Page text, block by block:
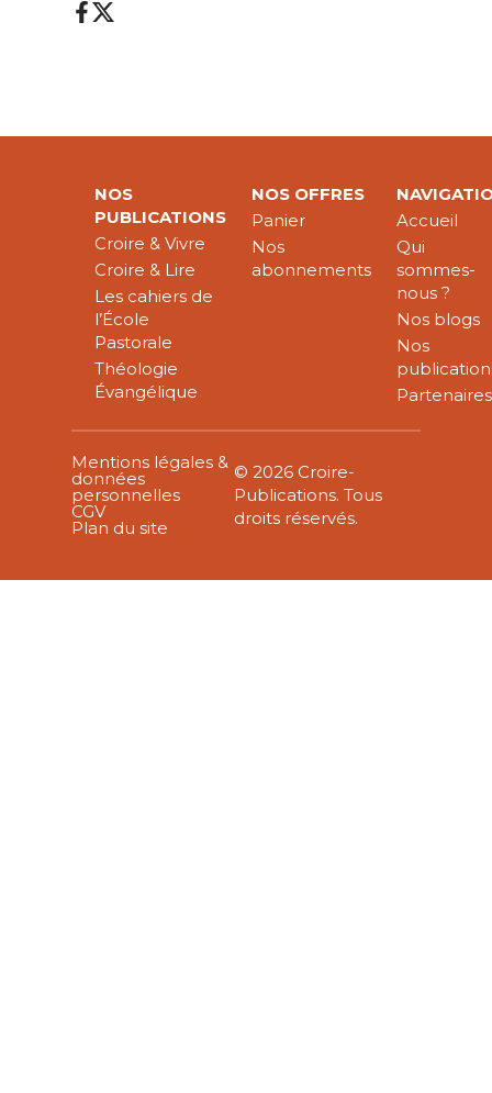
NOS
PUBLICATIONS
Croire & Vivre
Croire & Lire
Les cahiers de
l’École
Pastorale
Théologie
Évangélique
NOS OFFRES
Panier
Nos
abonnements
Accueil
Qui
sommes-
nous ?
Nos blogs
Nos
Partenaires
Mentions légales &
données
personnelles
CGV
Plan du site
© 2026 Croire-
Publications. Tous
droits réservés.